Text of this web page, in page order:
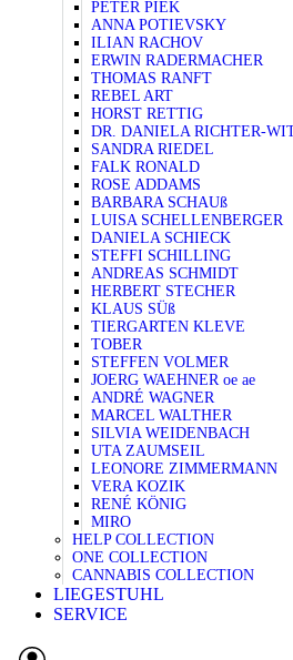
PETER PIEK
ANNA POTIEVSKY
ILIAN RACHOV
ERWIN RADERMACHER
THOMAS RANFT
REBEL ART
HORST RETTIG
DR. DANIELA RICHTER-
SANDRA RIEDEL
FALK RONALD
ROSE ADDAMS
BARBARA SCHAUß
LUISA SCHELLENBERGER
DANIELA SCHIECK
STEFFI SCHILLING
ANDREAS SCHMIDT
HERBERT STECHER
KLAUS SÜß
TIERGARTEN KLEVE
TOBER
STEFFEN VOLMER
JOERG WAEHNER oe ae
ANDRÉ WAGNER
MARCEL WALTHER
SILVIA WEIDENBACH
UTA ZAUMSEIL
LEONORE ZIMMERMANN
VERA KOZIK
RENÉ KÖNIG
MIRO
HELP COLLECTION
ONE COLLECTION
CANNABIS COLLECTION
LIEGESTUHL
SERVICE